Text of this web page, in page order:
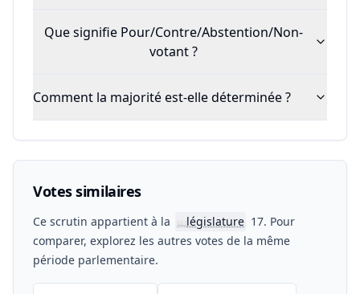
Que signifie Pour/Contre/Abstention/Non-
votant ?
Comment la majorité est-elle déterminée ?
Votes similaires
Ce scrutin appartient à la 📖législature 17. Pour
comparer, explorez les autres votes de la même
période parlementaire.